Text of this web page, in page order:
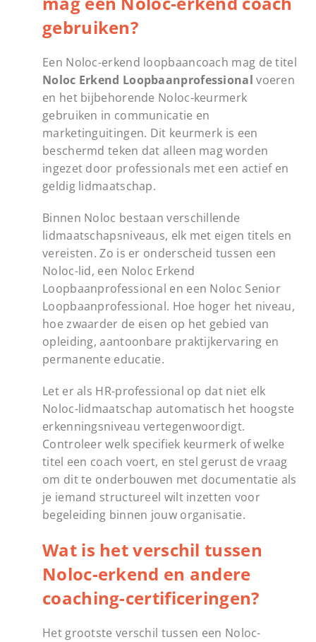
gebruiken?
Een Noloc-erkend loopbaancoach mag de titel
Noloc Erkend Loopbaanprofessional voeren
en het bijbehorende Noloc-keurmerk
gebruiken in communicatie en
marketinguitingen. Dit keurmerk is een
beschermd teken dat alleen mag worden
ingezet door professionals met een actief en
geldig lidmaatschap.
Binnen Noloc bestaan verschillende
lidmaatschapsniveaus, elk met eigen titels en
vereisten. Zo is er onderscheid tussen een
Noloc-lid, een Noloc Erkend
Loopbaanprofessional en een Noloc Senior
Loopbaanprofessional. Hoe hoger het niveau,
hoe zwaarder de eisen op het gebied van
opleiding, aantoonbare praktijkervaring en
permanente educatie.
Let er als HR-professional op dat niet elk
Noloc-lidmaatschap automatisch het hoogste
erkenningsniveau vertegenwoordigt.
Controleer welk specifiek keurmerk of welke
titel een coach voert, en stel gerust de vraag
om dit te onderbouwen met documentatie als
je iemand structureel wilt inzetten voor
begeleiding binnen jouw organisatie.
Wat is het verschil tussen
Noloc-erkend en andere
coaching-certificeringen?
Het grootste verschil tussen een Noloc-